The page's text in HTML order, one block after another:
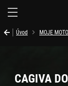
Úvod MOJE MOTO
CAGIVA